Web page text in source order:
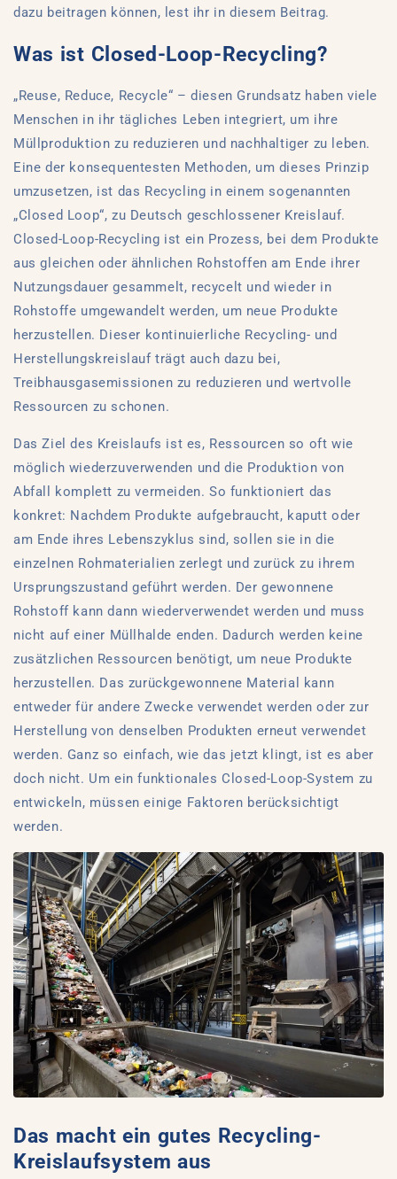
dazu beitragen können, lest ihr in diesem Beitrag.
Was ist Closed-Loop-Recycling?
„Reuse, Reduce, Recycle“ – diesen Grundsatz haben viele
Menschen in ihr tägliches Leben integriert, um ihre
Müllproduktion zu reduzieren und nachhaltiger zu leben.
Eine der konsequentesten Methoden, um dieses Prinzip
umzusetzen, ist das Recycling in einem sogenannten
„Closed Loop“, zu Deutsch geschlossener Kreislauf.
Closed-Loop-Recycling ist ein Prozess, bei dem Produkte
aus gleichen oder ähnlichen Rohstoffen am Ende ihrer
Nutzungsdauer gesammelt, recycelt und wieder in
Rohstoffe umgewandelt werden, um neue Produkte
herzustellen. Dieser kontinuierliche Recycling- und
Herstellungskreislauf trägt auch dazu bei,
Treibhausgasemissionen zu reduzieren und wertvolle
Ressourcen zu schonen.
Das Ziel des Kreislaufs ist es, Ressourcen so oft wie
möglich wiederzuverwenden und die Produktion von
Abfall komplett zu vermeiden. So funktioniert das
konkret: Nachdem Produkte aufgebraucht, kaputt oder
am Ende ihres Lebenszyklus sind, sollen sie in die
einzelnen Rohmaterialien zerlegt und zurück zu ihrem
Ursprungszustand geführt werden. Der gewonnene
Rohstoff kann dann wiederverwendet werden und muss
nicht auf einer Müllhalde enden. Dadurch werden keine
zusätzlichen Ressourcen benötigt, um neue Produkte
herzustellen. Das zurückgewonnene Material kann
entweder für andere Zwecke verwendet werden oder zur
Herstellung von denselben Produkten erneut verwendet
werden. Ganz so einfach, wie das jetzt klingt, ist es aber
doch nicht. Um ein funktionales Closed-Loop-System zu
entwickeln, müssen einige Faktoren berücksichtigt
werden.
Das macht ein gutes Recycling-
Kreislaufsystem aus